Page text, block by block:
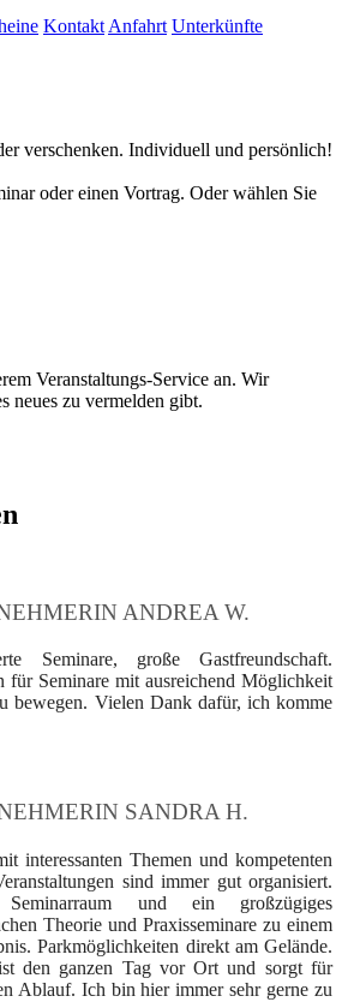
KontaktAnfahrt Unterkünfte
verschenken. Individuell und persönlich!
oder einen Vortrag. Oder wählen Sie
Veranstaltungs-Service an. Wir
neues zu vermelden gibt.
ANDREA W.
Seminare, große Gastfreundschaft.
für Seminare mit ausreichend Möglichkeit
bewegen. Vielen Dank dafür, ich komme
SANDRA H.
interessanten Themen und kompetenten
sind immer gut organisiert.
und ein großzügiges
Theorie und Praxisseminare zu einem
Parkmöglichkeiten direkt am Gelände.
den ganzen Tag vor Ort und sorgt für
Ablauf. Ich bin hier immer sehr gerne zu